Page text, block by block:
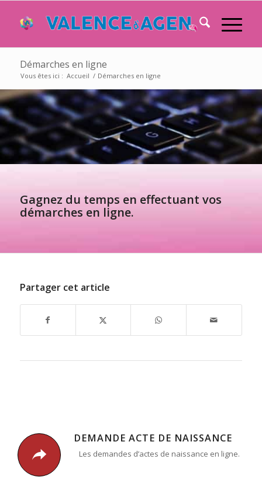
Démarches en ligne
Vous êtes ici : Accueil / Démarches en ligne
Gagnez du temps en effectuant vos
démarches en ligne.
Partager cet article
DEMANDE ACTE DE NAISSANCE
Les demandes d’actes de naissance en ligne.